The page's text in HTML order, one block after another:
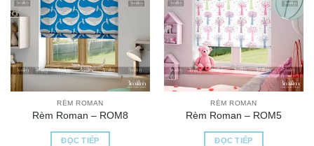
RÈM ROMAN
Rèm Roman – ROM8
ĐỌC TIẾP
RÈM ROMAN
Rèm Roman – ROM5
ĐỌC TIẾP